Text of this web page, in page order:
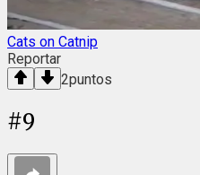
Cats on Catnip
Reportar
2puntos
#9